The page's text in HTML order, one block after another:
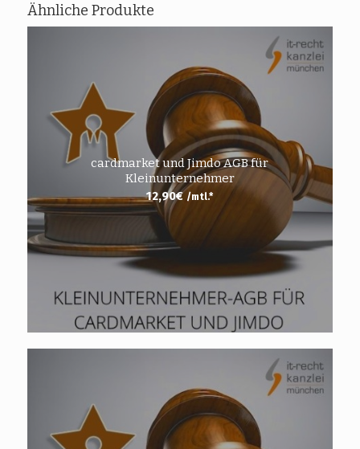
Ähnliche Produkte
cardmarket und Jimdo AGB für
Kleinunternehmer
12,90€ /mtl.*